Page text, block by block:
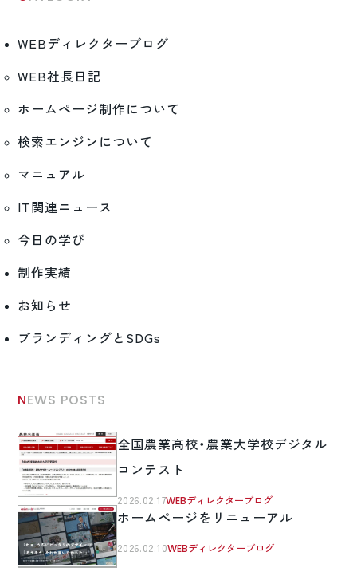
WEBディレクターブログ
WEB社長日記
ホームページ制作について
検索エンジンについて
マニュアル
IT関連ニュース
今日の学び
制作実績
お知らせ
ブランディングとSDGs
NEWS POSTS
全国農業高校・農業大学校デジタル
コンテスト
2026.02.17WEBディレクターブログ
ホームページをリニューアル
2026.02.10WEBディレクターブログ